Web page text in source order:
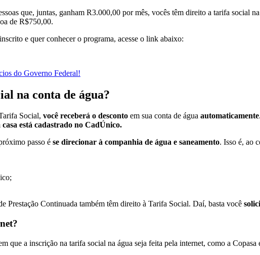
que, juntas, ganham R3.000,00 por mês, vocês têm direito a tarifa social
de R$750,00.
e quer conhecer o programa, acesse o link abaixo:
do Governo Federal!
na conta de água?
Social, você receberá o desconto em sua conta de água automaticamente.
está cadastrado no CadÚnico.
passo é se direcionar à companhia de água e saneamento. Isso é, ao
Prestação Continuada também têm direito à Tarifa Social. Daí, basta você
que a inscrição na tarifa social na água seja feita pela internet, como a Copasa